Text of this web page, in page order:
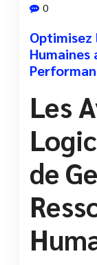
0
Optimisez
Humaines
Les
de